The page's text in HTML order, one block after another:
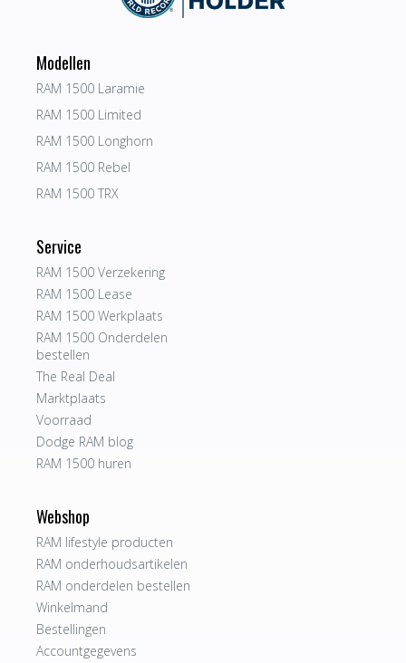
Modellen
RAM 1500 Laramie
RAM 1500 Limited
RAM 1500 Longhorn
RAM 1500 Rebel
RAM 1500 TRX
Service
RAM 1500 Verzekering
RAM 1500 Lease
RAM 1500 Werkplaats
RAM 1500 Onderdelen
bestellen
The Real Deal
Marktplaats
Voorraad
Dodge RAM blog
RAM 1500 huren
Webshop
RAM lifestyle producten
RAM onderhoudsartikelen
RAM onderdelen bestellen
Winkelmand
Bestellingen
Accountgegevens